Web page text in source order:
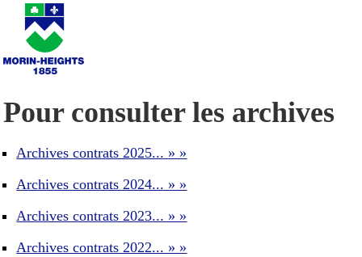
Pour consulter les archives
Archives contrats 2025... » »
Archives contrats 2024... » »
Archives contrats 2023... » »
Archives contrats 2022... » »